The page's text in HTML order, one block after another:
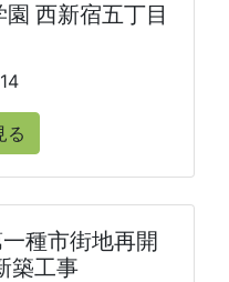
西新宿五丁目
る
種市街地再開
築工事